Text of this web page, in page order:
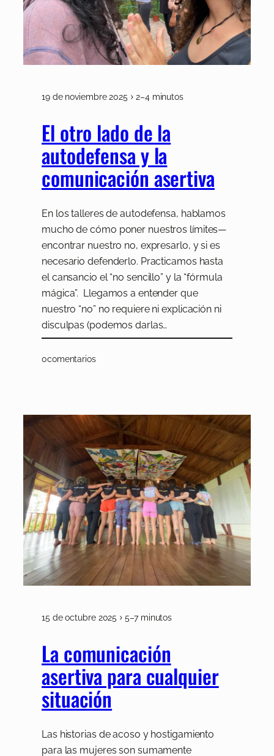
19 de noviembre 2025 2–4 minutos
El otro lado de la
autodefensa y la
comunicación asertiva
En los talleres de autodefensa, hablamos
mucho de cómo poner nuestros límites—
encontrar nuestro no, expresarlo, y si es
necesario defenderlo. Practicamos hasta
el cansancio el “no sencillo” y la “fórmula
mágica”. Llegamos a entender que
nuestro “no” no requiere ni explicación ni
disculpas (podemos darlas…
0comentarios
15 de octubre 2025 5–7 minutos
La comunicación
asertiva para cualquier
situación
Las historias de acoso y hostigamiento
para las mujeres son sumamente